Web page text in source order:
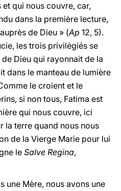
qui nous couvre, car,
dans la première lecture,
de Dieu » (Ap 12, 5).
les trois privilégiés se
Dieu qui rayonnait de la
dans le manteau de lumière
le croient et le
si non tous, Fatima est
qui nous couvre, ici
la terre quand nous nous
de la Vierge Marie pour lui
le Salve Regina,
une Mère, nous avons une